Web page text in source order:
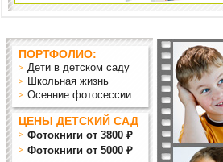
ПОРТФОЛИО:
Дети в детском саду
Школьная жизнь
Осенние фотосессии
ЦЕНЫ ДЕТСКИЙ САД
Фотокниги от 3800 ₽
Фотокниги от 5000 ₽